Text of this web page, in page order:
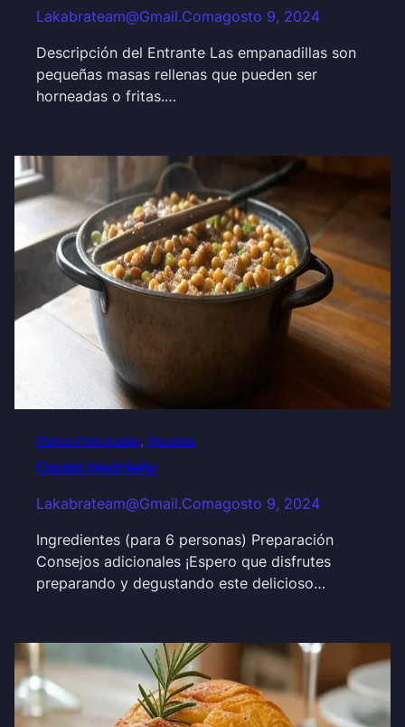
Lakabrateam@gmail.comagosto 9, 2024
Descripción del Entrante Las empanadillas son
pequeñas masas rellenas que pueden ser
horneadas o fritas.…
Platos Principales, Recetas
Cocido Madrileño
Lakabrateam@gmail.comagosto 9, 2024
Ingredientes (para 6 personas) Preparación
Consejos adicionales ¡Espero que disfrutes
preparando y degustando este delicioso…